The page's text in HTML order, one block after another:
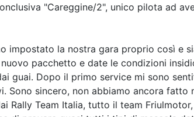
"Careggine/2", unico pilota ad
impostato la nostra gara proprio così e
pacchetto e date le condizioni
guai. Dopo il primo service mi sono
sincero, non abbiamo ancora
Rally Team Italia, tutto il team